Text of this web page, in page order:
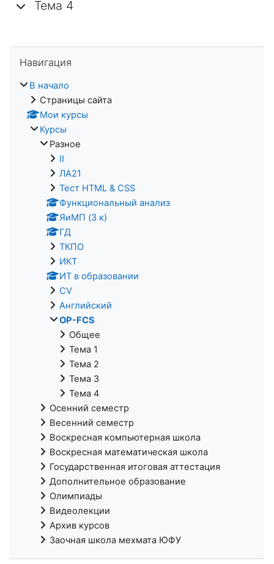
Тема 4
Навигация
В начало
Страницы сайта
Мои курсы
Курсы
Разное
II
ЛА21
Тест HTML & CSS
Функциональный анализ
ЯиМП (3 к)
ГД
ТКПО
ИКТ
ИТ в образовании
CV
Английский
OP-FCS
Общее
Тема 1
Тема 2
Тема 3
Тема 4
Осенний семестр
Весенний семестр
Воскресная компьютерная школа
Воскресная математическая школа
Государственная итоговая аттестация
Дополнительное образование
Олимпиады
Видеолекции
Архив курсов
Заочная школа мехмата ЮФУ